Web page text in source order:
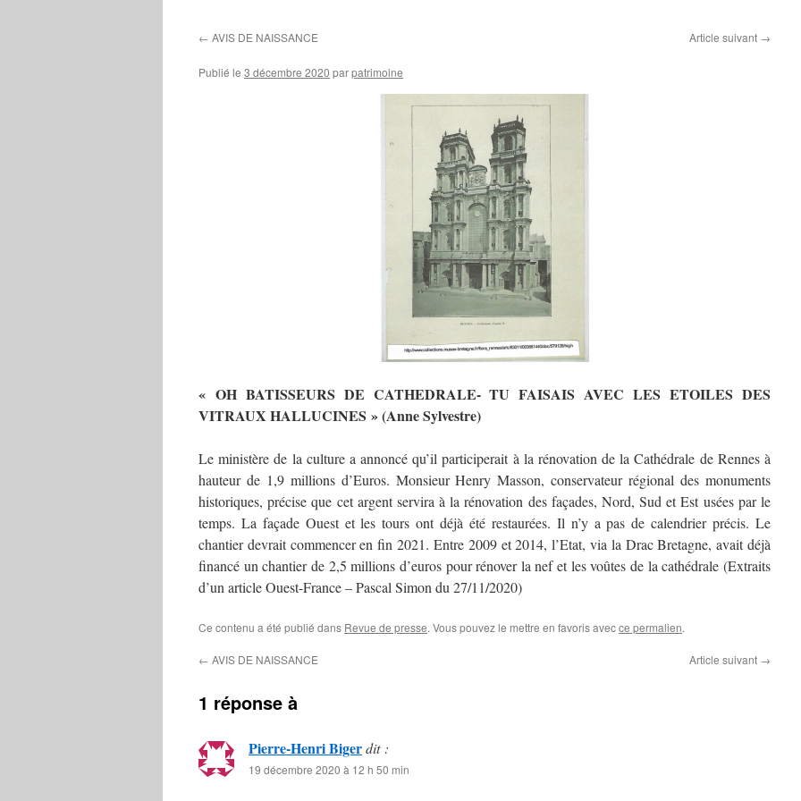
← AVIS DE NAISSANCE Article suivant →
Publié le 3 décembre 2020 parpatrimoine
« OH BATISSEURS DE CATHEDRALE- TU FAISAIS AVEC LES ETOILES DES
VITRAUX HALLUCINES » (Anne Sylvestre)
Le ministère de la culture a annoncé qu’il participerait à la rénovation de la Cathédrale de Rennes à
hauteur de 1,9 millions d’Euros. Monsieur Henry Masson, conservateur régional des monuments
historiques, précise que cet argent servira à la rénovation des façades, Nord, Sud et Est usées par le
temps. La façade Ouest et les tours ont déjà été restaurées. Il n’y a pas de calendrier précis. Le
chantier devrait commencer en fin 2021. Entre 2009 et 2014, l’Etat, via la Drac Bretagne, avait déjà
financé un chantier de 2,5 millions d’euros pour rénover la nef et les voûtes de la cathédrale (Extraits
d’un article Ouest-France – Pascal Simon du 27/11/2020)
Ce contenu a été publié dans Revue de presse. Vous pouvez le mettre en favoris avecce permalien.
← AVIS DE NAISSANCE Article suivant →
1 réponse à
Pierre-Henri Bigerdit :
19 décembre 2020 à 12 h 50 min